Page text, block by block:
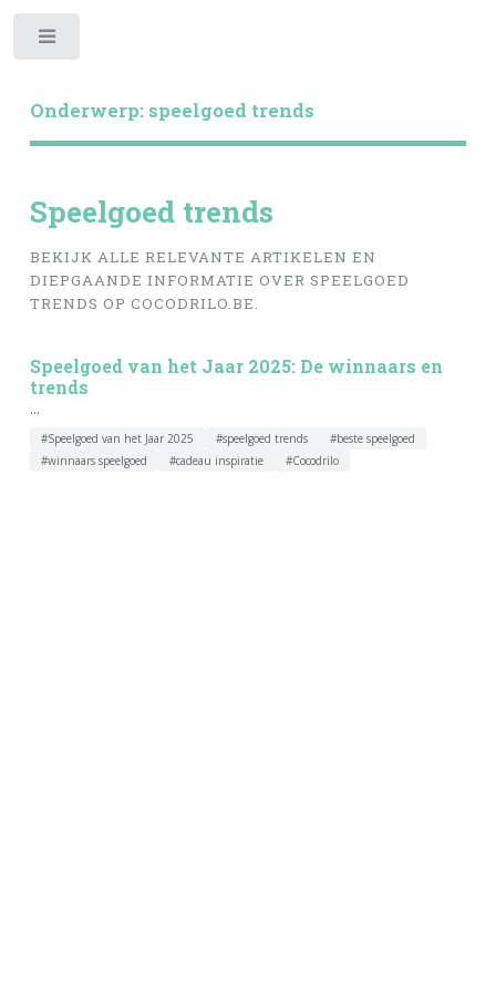
Onderwerp: speelgoed trends
Speelgoed trends
BEKIJK ALLE RELEVANTE ARTIKELEN EN
DIEPGAANDE INFORMATIE OVER SPEELGOED
TRENDS OP COCODRILO.BE.
Speelgoed van het Jaar 2025: De winnaars en
trends
...
#Speelgoed van het Jaar 2025 #speelgoed trends
#beste speelgoed
#winnaars speelgoed
#cadeau inspiratie #Cocodrilo